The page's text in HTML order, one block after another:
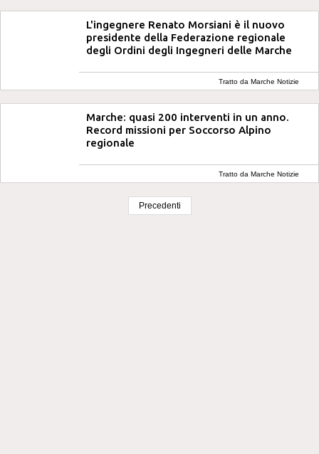
L'ingegnere Renato Morsiani è il nuovo
presidente della Federazione regionale
degli Ordini degli Ingegneri delle Marche
Tratto da Marche Notizie
Marche: quasi 200 interventi in un anno.
Record missioni per Soccorso Alpino
regionale
Tratto da Marche Notizie
Precedenti